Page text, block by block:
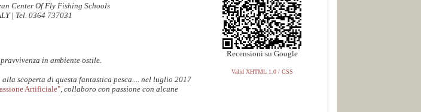
Center Of Fly Fishing Schools
| Tel. 0364 737031
in ambiente ostile.
scoperta di questa fantastica pesca.... nel luglio 2017
Artificiale" , collaboro con passione con alcune
Recensioni su Google
Valid XHTML 1.0 / CSS